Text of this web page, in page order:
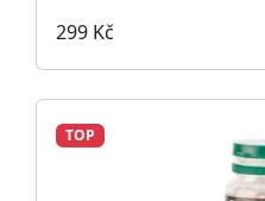
299 Kč
TOP